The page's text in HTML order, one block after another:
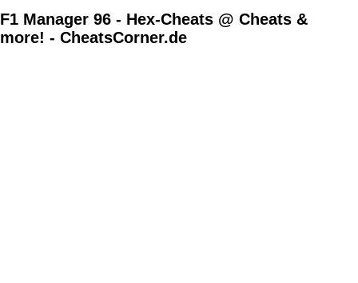
F1 Manager 96 - Hex-Cheats @ Cheats &
more! - CheatsCorner.de